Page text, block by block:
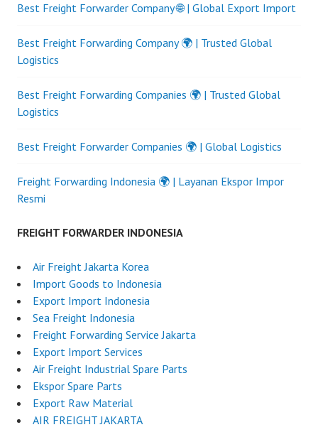
Best Freight Forwarder Company 🌐 | Global Export Import
Best Freight Forwarding Company 🌍 | Trusted Global
Logistics
Best Freight Forwarding Companies 🌍 | Trusted Global
Logistics
Best Freight Forwarder Companies 🌍 | Global Logistics
Freight Forwarding Indonesia 🌍 | Layanan Ekspor Impor
Resmi
FREIGHT FORWARDER INDONESIA
Air Freight Jakarta Korea
Import Goods to Indonesia
Export Import Indonesia
Sea Freight Indonesia
Freight Forwarding Service Jakarta
Export Import Services
Air Freight Industrial Spare Parts
Ekspor Spare Parts
Export Raw Material
AIR FREIGHT JAKARTA